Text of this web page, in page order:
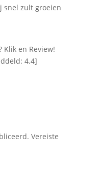
snel zult groeien
Klik en Review!
4.4]
Vereiste